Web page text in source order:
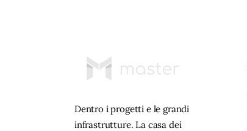
Dentro i progetti e le grandi
infrastrutture. La casa dei